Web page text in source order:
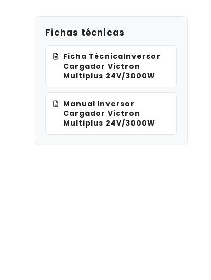
Fichas técnicas
Ficha TécnicaInversor
Cargador Victron
Multiplus 24V/3000W
Manual Inversor
Cargador Victron
Multiplus 24V/3000W